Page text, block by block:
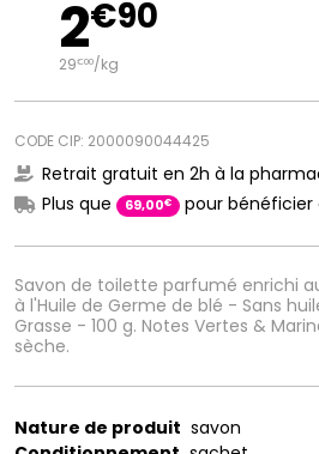
Savon de toilette parfumé enrichi
à l'Huile de Germe de blé - Sans
Grasse - 100 g. Notes Vertes &
sèche.
2€90
29€00/kg
CODE CIP: 2000090044425
Retrait gratuit en 2h à la
Plus que
69,00€ pour bénéficier
Nature de produit savon